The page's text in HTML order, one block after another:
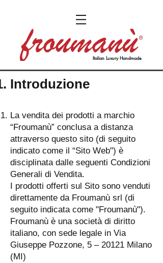
Italian Luxury Handmade
Introduzione
La vendita dei prodotti a marchio
“Froumanù” conclusa a distanza
attraverso questo sito (di seguito
indicato come il “Sito Web") è
disciplinata dalle seguenti Condizioni
Generali di Vendita.
I prodotti offerti sul Sito sono venduti
direttamente da Froumanù srl (di
seguito indicata come "Froumanù").
Froumanù è una società di diritto
italiano, con sede legale in Via
Giuseppe Pozzone, 5 – 20121 Milano
(MI)